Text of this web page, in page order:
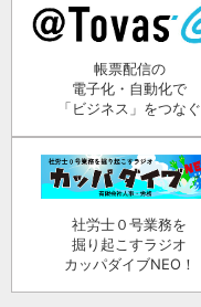
帳票配信の
電子化・自動化で
「ビジネス」をつなぐ
社労士０号業務を
掘り起こすラジオ
カッパダイブNEO！